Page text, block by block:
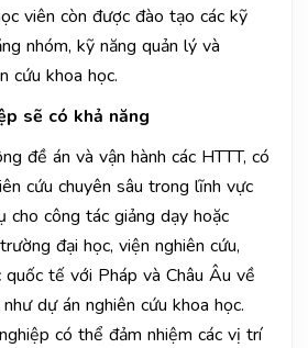
viên còn được đào tạo các kỹ
nhóm, kỹ năng quản lý và
cứu khoa học.
sẽ có khả năng
đề án và vận hành các HTTT, có
cứu chuyên sâu trong lĩnh vực
cho công tác giảng dạy hoặc
đại học, viện nghiên cứu,
tế với Pháp và Châu Âu về
dự án nghiên cứu khoa học.
có thể đảm nhiệm các vị trí